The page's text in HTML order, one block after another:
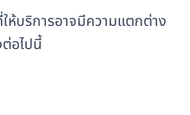
ห้บริการอาจมีความแตกต่าง
อไปนี้